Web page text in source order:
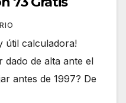
útil calculadora!
dado de alta ante el
antes de 1997? De